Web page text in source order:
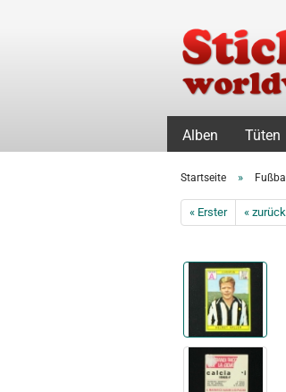
Alben Tüten
Startseite »
« Erster « zurück